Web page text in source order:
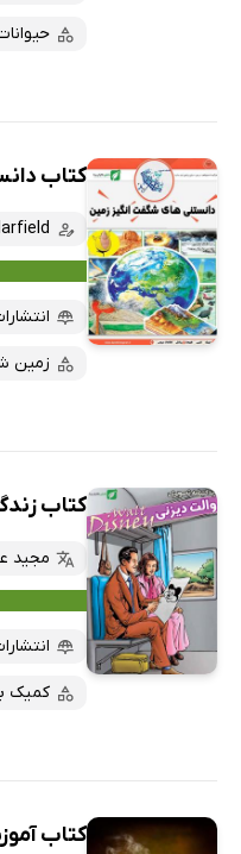
کتاب
زمین
کتاب
مجید
کمیک
کتاب